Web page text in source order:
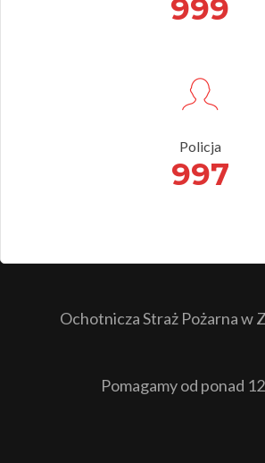
999
Policja
997
Ochotnicza Straż Pożarna w
Pomagamy od ponad